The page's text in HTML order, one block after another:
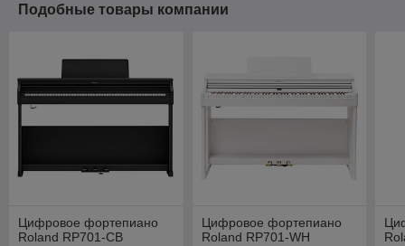
Подобные товары компании
Цифровое фортепиано
Roland RP701-CB
Цифровое фортепиано
Roland RP701-WH